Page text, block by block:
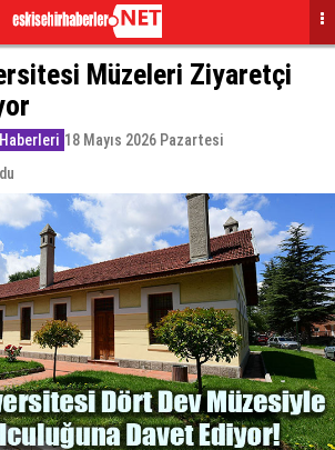
Müzeleri Ziyaretçi
18 Mayıs 2026 Pazartesi